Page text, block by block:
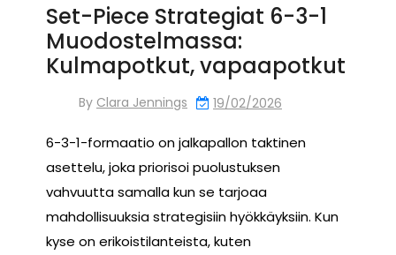
Set-Piece Strategiat 6-3-1
Muodostelmassa:
Kulmapotkut, vapaapotkut
By Clara Jennings 19/02/2026
6-3-1-formaatio on jalkapallon taktinen
asettelu, joka priorisoi puolustuksen
vahvuutta samalla kun se tarjoaa
mahdollisuuksia strategisiin hyökkäyksiin. Kun
kyse on erikoistilanteista, kuten